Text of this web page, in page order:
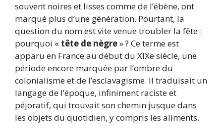
souvent noires et lisses comme de l’ébène, ont
marqué plus d’une génération. Pourtant, la
question du nom est vite venue troubler la fête :
pourquoi « tête de nègre» ? Ce terme est
apparu en France au début du XIXe siècle, une
période encore marquée par l’ombre du
colonialisme et de l’esclavagisme. Il traduisait un
langage de l’époque, infiniment raciste et
péjoratif, qui trouvait son chemin jusque dans
les objets du quotidien, y compris les aliments.